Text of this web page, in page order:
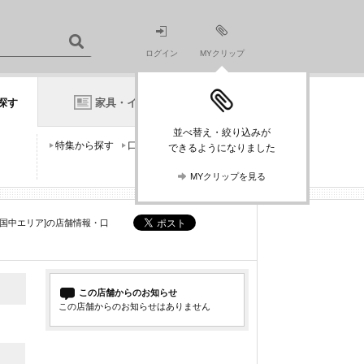
ログイン MYクリップ
並べ替え・絞り込みが
できるようになりました
MYクリップを見る
す 家具・インテリアニュース
特集から探す 口コミから探す
中エリア]の店舗情報・口
この店舗からのお知らせ
この店舗からのお知らせはありません